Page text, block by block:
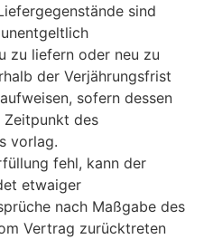
sind
zu liefern oder neu zu
der Verjährungsfrist
sofern dessen
Zeitpunkt des
vorlag.
fehl, kann der
etwaiger
nach Maßgabe des
Vertrag zurücktreten